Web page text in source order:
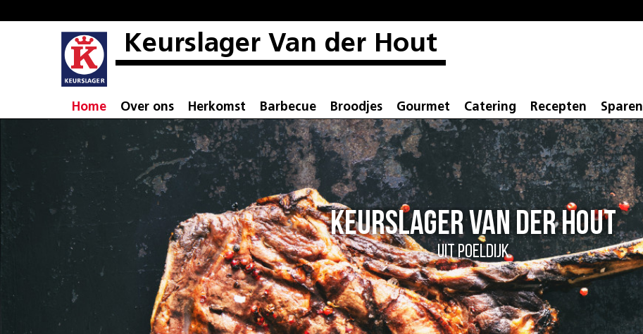
Keurslager Van der Hout
Home Over ons Herkomst Barbecue Broodjes Gourmet Catering Recepten Sparen
Keurslager Van der Hout
Uit Poeldijk